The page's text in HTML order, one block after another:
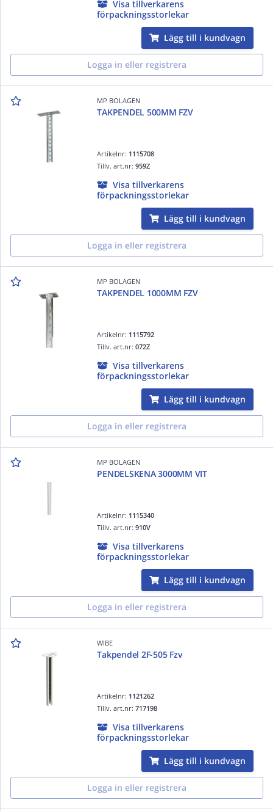
Visa tillverkarens
förpackningsstorlekar
Lägg till i kundvagn
Logga in eller registrera
MP BOLAGEN
TAKPENDEL 500MM FZV
Artikelnr: 1115708
Tillv. art.nr:959Z
Visa tillverkarens
förpackningsstorlekar
Lägg till i kundvagn
Logga in eller registrera
MP BOLAGEN
TAKPENDEL 1000MM FZV
Artikelnr: 1115792
Tillv. art.nr:072Z
Visa tillverkarens
förpackningsstorlekar
Lägg till i kundvagn
Logga in eller registrera
MP BOLAGEN
PENDELSKENA 3000MM VIT
Artikelnr: 1115340
Tillv. art.nr:910V
Visa tillverkarens
förpackningsstorlekar
Lägg till i kundvagn
Logga in eller registrera
WIBE
Takpendel 2F-505 Fzv
Artikelnr: 1121262
Tillv. art.nr:717198
Visa tillverkarens
förpackningsstorlekar
Lägg till i kundvagn
Logga in eller registrera